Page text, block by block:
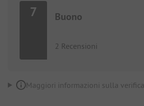
7 Buono
2 Recensioni
Maggiori informazioni sulla verifica